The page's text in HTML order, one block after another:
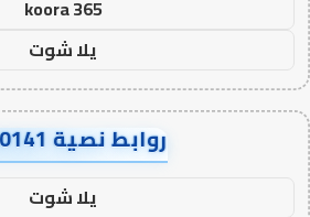
koora 365
يلا شوت
روابط نصية AA90141
يلا شوت